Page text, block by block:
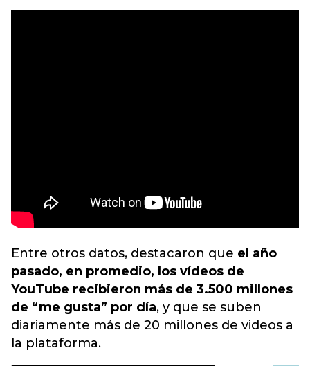
Entre otros datos, destacaron que el año
pasado, en promedio, los vídeos de
YouTube recibieron más de 3.500 millones
de “me gusta” por día, y que se suben
diariamente más de 20 millones de videos a
la plataforma.